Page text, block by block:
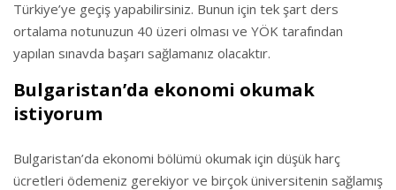
Türkiye’ye geçiş yapabilirsiniz. Bunun için tek şart ders
ortalama notunuzun 40 üzeri olması ve YÖK tarafından
yapılan sınavda başarı sağlamanız olacaktır.
Bulgaristan’da ekonomi okumak
istiyorum
Bulgaristan’da ekonomi bölümü okumak için düşük harç
ücretleri ödemeniz gerekiyor ve birçok üniversitenin sağlamış